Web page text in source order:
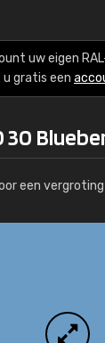
uw eigen
gratis een
30
een